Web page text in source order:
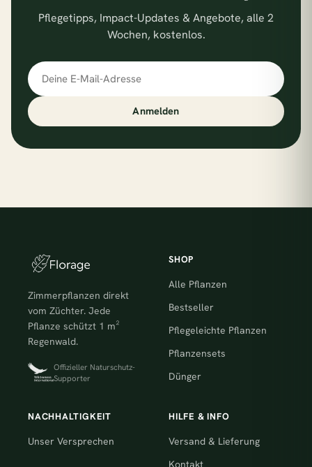
Pflegetipps, Impact-Updates & Angebote, alle 2
Wochen, kostenlos.
E-Mail-Adresse
Anmelden
Zimmerpflanzen direkt
vom Züchter. Jede
Pflanze schützt 1 m²
Regenwald.
Offizieller Naturschutz-
Supporter
SHOP
Alle Pflanzen
Bestseller
Pflegeleichte Pflanzen
Pflanzensets
Dünger
NACHHALTIGKEIT
Unser Versprechen
HILFE & INFO
Versand & Lieferung
Kontakt